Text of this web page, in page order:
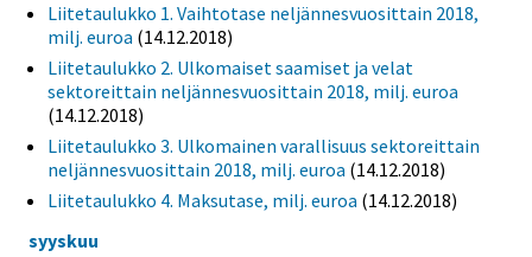
Liitetaulukko 1. Vaihtotase neljännesvuosittain 2018,
milj. euroa (14.12.2018)
Liitetaulukko 2. Ulkomaiset saamiset ja velat
sektoreittain neljännesvuosittain 2018, milj. euroa
(14.12.2018)
Liitetaulukko 3. Ulkomainen varallisuus sektoreittain
neljännesvuosittain 2018, milj. euroa (14.12.2018)
Liitetaulukko 4. Maksutase, milj. euroa (14.12.2018)
syyskuu